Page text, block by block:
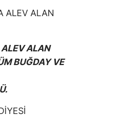
ALAN
BUĞDAY VE